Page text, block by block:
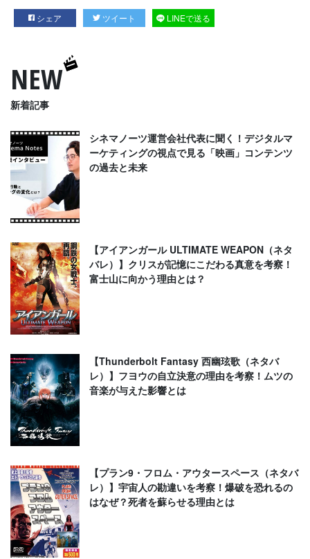
シェア ツイート LINEで送る
NEW
新着記事
シネマノーツ運営会社代表に聞く！デジタルマ
ーケティングの視点で見る「映画」コンテンツ
の過去と未来
【アイアンガール ULTIMATE WEAPON（ネタ
バレ）】クリスが記憶にこだわる真意を考察！
富士山に向かう理由とは？
【Thunderbolt Fantasy 西幽玹歌（ネタバ
レ）】フヨウの自立決意の理由を考察！ムツの
音楽が与えた影響とは
【プラン9・フロム・アウタースペース（ネタバ
レ）】宇宙人の勘違いを考察！爆破を恐れるの
はなぜ？死者を蘇らせる理由とは